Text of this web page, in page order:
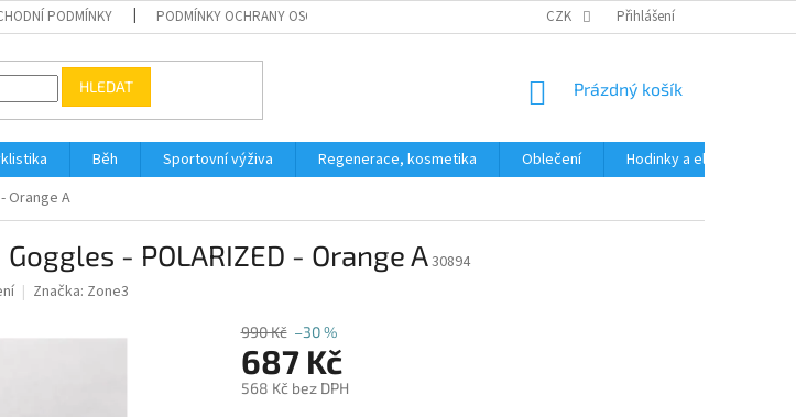
PODMÍNKY PODMÍNKY OCHRANY OSOBNÍCH ÚDAJŮ CZK Přihlášení
HLEDAT
NÁKUPNÍ
Prázdný košík
Běh Sportovní výživa Regenerace, kosmetika Oblečení
Hodinky a elektronika
Orange A
- POLARIZED - Orange A30894
Značka: Zone3
990 Kč –30 %
687 Kč
568 Kč bez DPH